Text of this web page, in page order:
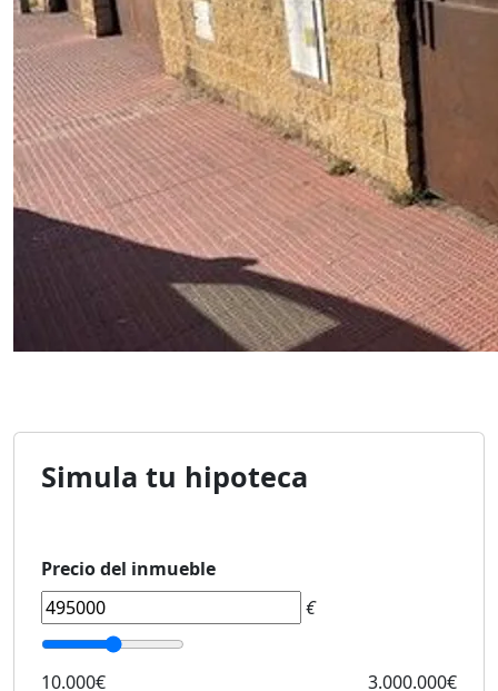
Simula tu hipoteca
Precio del inmueble
€
10.000€ 3.000.000€